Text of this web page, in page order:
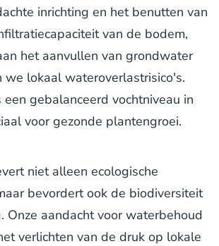
inrichting en het benutten van
van de bodem,
het aanvullen van grondwater
we lokaal wateroverlastrisico's.
gebalanceerd vochtniveau in
voor gezonde plantengroei.
niet alleen ecologische
bevordert ook de biodiversiteit
Onze aandacht voor waterbehoud
verlichten van de druk op lokale